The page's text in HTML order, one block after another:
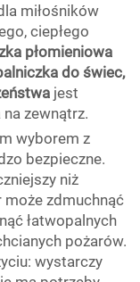
miłośników
ciepłego
płomieniowa
do świec,
jest
zewnątrz.
wyborem z
bezpieczne.
niż
może zdmuchnąć
łatwopalnych
pożarów.
wystarczy